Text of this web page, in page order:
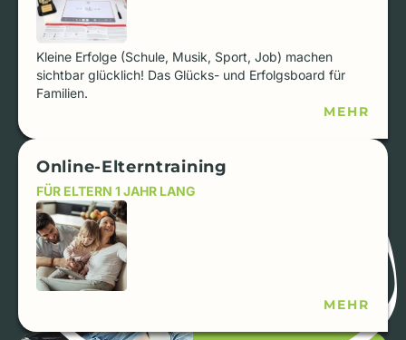
Kleine Erfolge (Schule, Musik, Sport, Job) machen
sichtbar glücklich! Das Glücks- und Erfolgsboard für
Familien.
MEHR
Online-Elterntraining
FÜR ELTERN 1 JAHR LANG
MEHR